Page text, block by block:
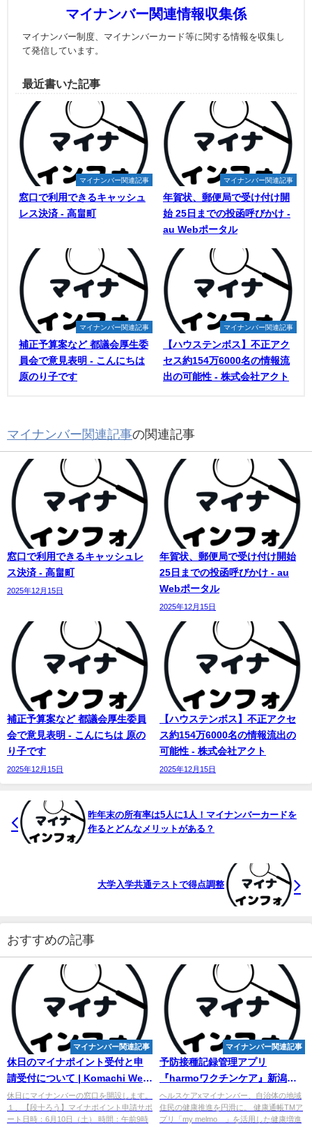
マイナンバー関連情報収集係
マイナンバー制度、マイナンバーカード等に関する情報を収集し
て発信しています。
最近書いた記事
マイナンバー関連記事
窓口で利用できるキャッシュ
レス決済 - 高畠町
マイナンバー関連記事
年賀状、郵便局で受け付け開
始 25日までの投函呼びかけ -
au Webポータル
マイナンバー関連記事
補正予算案など 都議会厚生委
員会で意見表明 - こんにちは
原のり子です
マイナンバー関連記事
【ハウステンボス】不正アク
セス約154万6000名の情報流
出の可能性 - 株式会社アクト
マイナンバー関連記事の関連記事
窓口で利用できるキャッシュレ
ス決済 - 高畠町
2025年12月15日
年賀状、郵便局で受け付け開始
25日までの投函呼びかけ - au
Webポータル
2025年12月15日
補正予算案など 都議会厚生委員
会で意見表明 - こんにちは 原の
り子です
2025年12月15日
【ハウステンボス】不正アクセ
ス約154万6000名の情報流出の
可能性 - 株式会社アクト
2025年12月15日
昨年末の所有率は5人に1人！ マイナンバーカードを
作るとどんなメリットがある？
大学入学共通テストで得点調整
おすすめの記事
マイナンバー関連記事
休日のマイナポイント受付と申
請受付について | Komachi Web
広報
休日にマイナンバーの窓口を開設します。
１、【段十ろう】マイナポイント申請サポ
ート日時：6月10日（土） 時間：午前9時
マイナンバー関連記事
予防接種記録管理アプリ
『harmoワクチンケア』新潟県
小千谷市にて先行導入 - PR
TIMES
ヘルスケアxマイナンバー、自治体の地域
住民の健康推進を円滑に。 健康通帳TMア
プリ「my melmo™」を活用した健康増進